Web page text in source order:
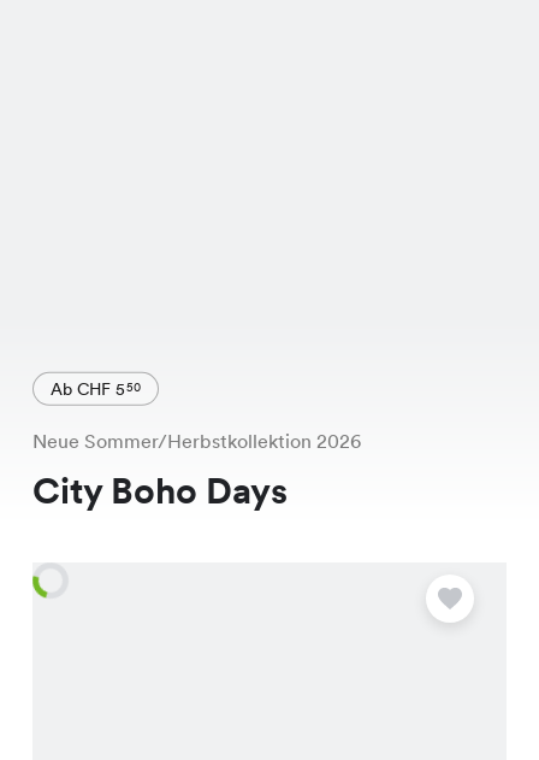
Ab CHF 550
Neue Sommer/Herbstkollektion 2026
City Boho Days